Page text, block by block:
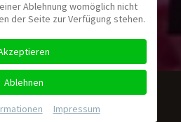
Ablehnung womöglich nicht
der Seite zur Verfügung stehen.
Ablehnen
Impressum